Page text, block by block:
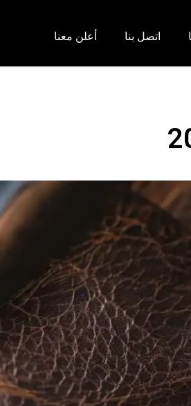
اتصل بنا أعلن معنا